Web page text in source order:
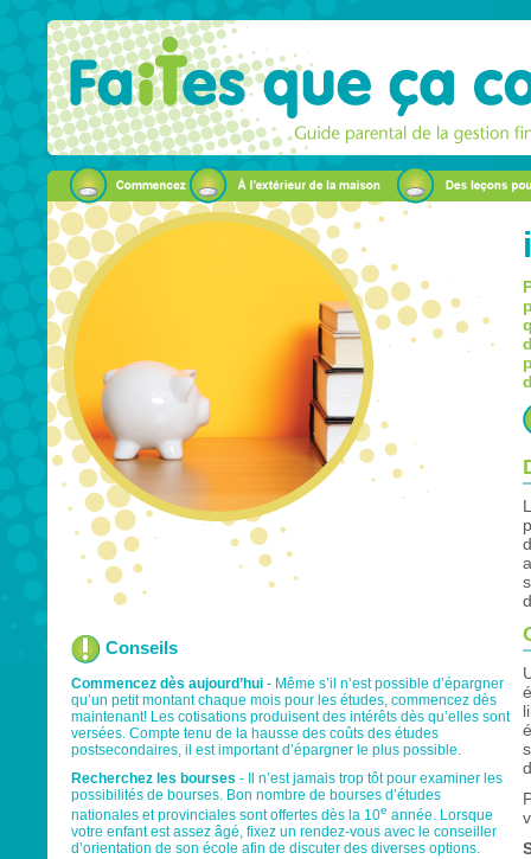
Conseils
Commencez dès aujourd’hui - Même s’il n’est possible d’épargner
qu’un petit montant chaque mois pour les études, commencez dès
maintenant! Les cotisations produisent des intérêts dès qu’elles sont
versées. Compte tenu de la hausse des coûts des études
postsecondaires, il est important d’épargner le plus possible.
Recherchez les bourses - Il n’est jamais trop tôt pour examiner les
possibilités de bourses. Bon nombre de bourses d’études
nationales et provinciales sont offertes dès la 10e année. Lorsque
votre enfant est assez âgé, fixez un rendez-vous avec le conseiller
d’orientation de son école afin de discuter des diverses options.